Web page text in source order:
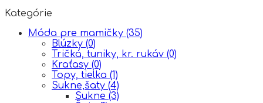
Kategórie
Móda pre mamičky (35)
Blúzky (0)
Tričká, tuniky, kr. rukáv (0)
Kraťasy (0)
Topy, tielka (1)
Sukne,šaty (4)
Sukne (3)